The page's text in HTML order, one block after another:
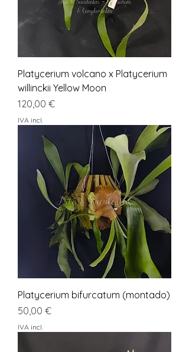
Platycerium volcano x Platycerium
willinckii Yellow Moon
Preço
120,00 €
IVA incl.
Platycerium bifurcatum (montado)
Preço
50,00 €
IVA incl.